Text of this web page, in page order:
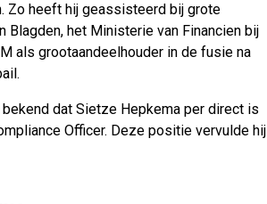
Zo heeft hij geassisteerd bij grote
Blagden, het Ministerie van Financien bij
als grootaandeelhouder in de fusie na
bekend dat Sietze Hepkema per direct is
Officer. Deze positie vervulde hij